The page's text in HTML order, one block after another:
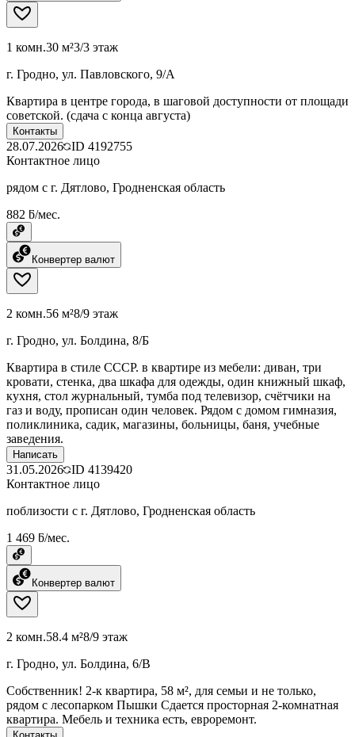
1 комн.30 м²3/3 этаж
г. Гродно, ул. Павловского, 9/А
Квартира в центре города, в шаговой доступности от площади
советской. (сдача с конца августа)
Контакты
28.07.2026 ID 4192755
Контактное лицо
рядом с г. Дятлово, Гродненская область
882 ƃ/мес.
Конвертер валют
2 комн.56 м²8/9 этаж
г. Гродно, ул. Болдина, 8/Б
Квартира в стиле СССР. в квартире из мебели: диван, три
кровати, стенка, два шкафа для одежды, один книжный шкаф,
кухня, стол журнальный, тумба под телевизор, счётчики на
газ и воду, прописан один человек. Рядом с домом гимназия,
поликлиника, садик, магазины, больницы, баня, учебные
заведения.
Написать
31.05.2026 ID 4139420
Контактное лицо
поблизости с г. Дятлово, Гродненская область
1 469 ƃ/мес.
Конвертер валют
2 комн.58.4 м²8/9 этаж
г. Гродно, ул. Болдина, 6/В
Собственник! 2-к квартира, 58 м², для семьи и не только,
рядом с лесопарком Пышки Сдается просторная 2-комнатная
квартира. Мебель и техника есть, евроремонт.